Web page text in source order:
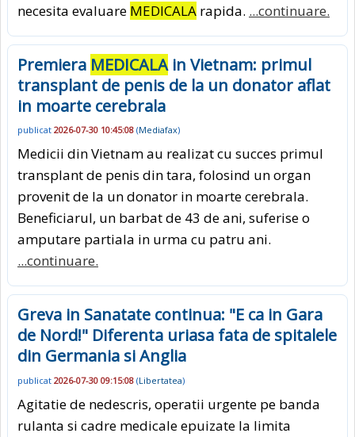
necesita evaluare MEDICALA rapida. ...continuare.
Premiera MEDICALAin Vietnam: primul
transplant de penis de la un donator aflat
in moarte cerebrala
publicat 2026-07-30 10:45:08 (Mediafax)
Medicii din Vietnam au realizat cu succes primul
transplant de penis din tara, folosind un organ
provenit de la un donator in moarte cerebrala.
Beneficiarul, un barbat de 43 de ani, suferise o
amputare partiala in urma cu patru ani.
...continuare.
Greva in Sanatate continua: "E ca in Gara
de Nord!" Diferenta uriasa fata de spitalele
din Germania si Anglia
publicat 2026-07-30 09:15:08 (Libertatea)
Agitatie de nedescris, operatii urgente pe banda
rulanta si cadre medicale epuizate la limita